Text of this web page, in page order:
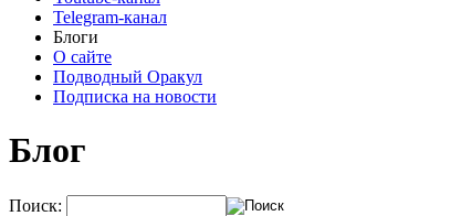
Telegram-канал
Блоги
О сайте
Подводный Оракул
Подписка на новости
Блог
Поиск: